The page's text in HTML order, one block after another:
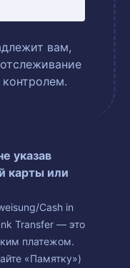
вам,
указав
карты или
Cash in
Transfer — это
платежом.
«Памятку»)